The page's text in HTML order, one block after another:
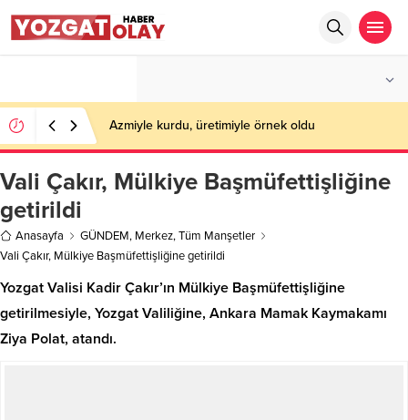
Azmiyle kurdu, üretimiyle örnek oldu
Vali Çakır, Mülkiye Başmüfettişliğine
getirildi
Anasayfa GÜNDEM, Merkez,Tüm Manşetler
Vali Çakır, Mülkiye Başmüfettişliğine getirildi
Yozgat Valisi Kadir Çakır’ın Mülkiye Başmüfettişliğine
getirilmesiyle, Yozgat Valiliğine, Ankara Mamak Kaymakamı
Ziya Polat, atandı.